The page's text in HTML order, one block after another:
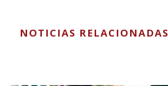
NOTICIAS RELACIONADAS